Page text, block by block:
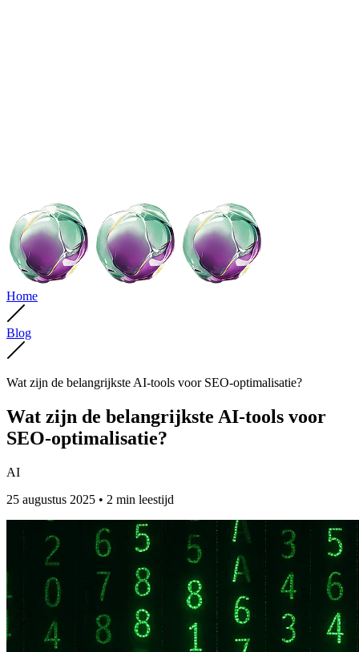
Home
Blog
Wat zijn de belangrijkste AI-tools voor SEO-optimalisatie?
Wat zijn de belangrijkste AI-tools voor
SEO-optimalisatie?
AI
25 augustus 2025 • 2 min leestijd